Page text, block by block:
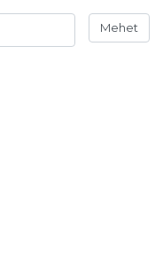
Mehet